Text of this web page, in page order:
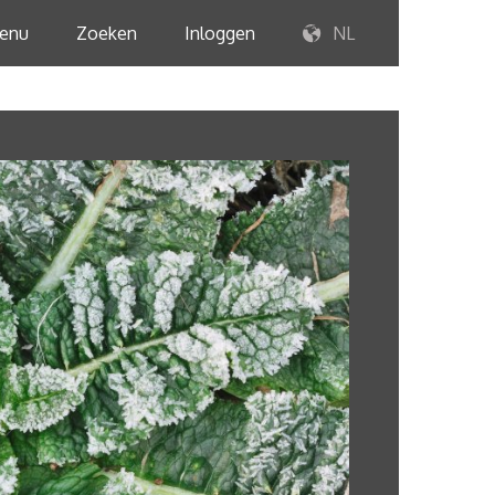
Zoeken Inloggen NL